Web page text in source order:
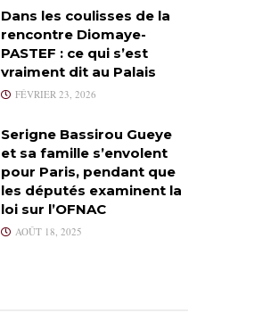
Dans les coulisses de la
rencontre Diomaye-
PASTEF : ce qui s’est
vraiment dit au Palais
FÉVRIER 23, 2026
Serigne Bassirou Gueye
et sa famille s’envolent
pour Paris, pendant que
les députés examinent la
loi sur l’OFNAC
AOÛT 18, 2025